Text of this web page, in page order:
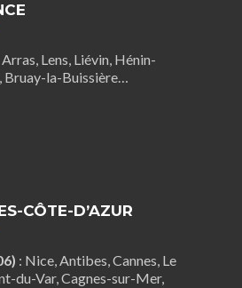
Arras, Lens, Liévin, Hénin-
, Bruay-la-Buissière…
CÔTE-D’AZUR
: Nice,Antibes,Cannes, Le
du-Var,Cagnes-sur-Mer,